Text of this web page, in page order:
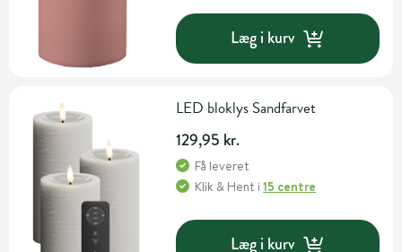
Læg i kurv
LED bloklys Sandfarvet
129,95 kr.
Få leveret
Klik & Hent i15 centre
Læg i kurv